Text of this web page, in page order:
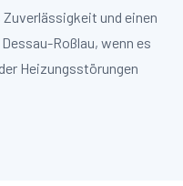
und einen
Roßlau, wenn es
Heizungsstörungen